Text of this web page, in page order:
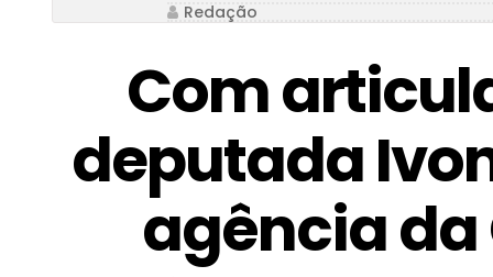
Redação
Com
deputada
agência da